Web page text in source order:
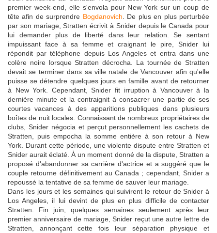
premier week-end, elle s'envola pour New York sur un coup de
tête afin de surprendre Bogdanovich . De plus en plus perturbée
par son mariage, Stratten écrivit à Snider depuis le Canada pour
lui demander plus de liberté dans leur relation. Se sentant
impuissant face à sa femme et craignant le pire, Snider lui
répondit par téléphone depuis Los Angeles et entra dans une
colère noire lorsque Stratten décrocha. La tournée de Stratten
devait se terminer dans sa ville natale de Vancouver afin qu'elle
puisse se détendre quelques jours en famille avant de retourner
à New York. Cependant, Snider fit irruption à Vancouver à la
dernière minute et la contraignit à consacrer une partie de ses
courtes vacances à des apparitions publiques dans plusieurs
boîtes de nuit locales. Connaissant de nombreux propriétaires de
clubs, Snider négocia et perçut personnellement les cachets de
Stratten, puis empocha la somme entière à son retour à New
York. Durant cette période, une violente dispute entre Stratten et
Snider aurait éclaté. À un moment donné de la dispute, Stratten a
proposé d'abandonner sa carrière d'actrice et a suggéré que le
couple retourne définitivement au Canada ; cependant, Snider a
repoussé la tentative de sa femme de sauver leur mariage.
Dans les jours et les semaines qui suivirent le retour de Snider à
Los Angeles, il lui devint de plus en plus difficile de contacter
Stratten. Fin juin, quelques semaines seulement après leur
premier anniversaire de mariage, Snider reçut une autre lettre de
Stratten, annonçant cette fois leur séparation physique et